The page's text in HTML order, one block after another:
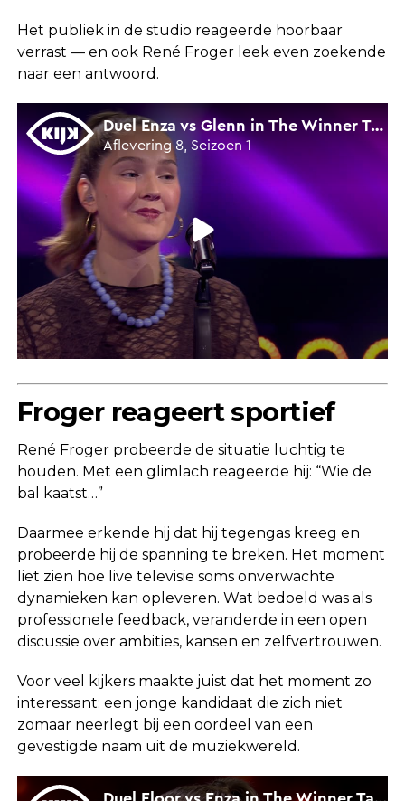
Het publiek in de studio reageerde hoorbaar
verrast — en ook René Froger leek even zoekende
naar een antwoord.
Froger reageert sportief
René Froger probeerde de situatie luchtig te
houden. Met een glimlach reageerde hij: “Wie de
bal kaatst…”
Daarmee erkende hij dat hij tegengas kreeg en
probeerde hij de spanning te breken. Het moment
liet zien hoe live televisie soms onverwachte
dynamieken kan opleveren. Wat bedoeld was als
professionele feedback, veranderde in een open
discussie over ambities, kansen en zelfvertrouwen.
Voor veel kijkers maakte juist dat het moment zo
interessant: een jonge kandidaat die zich niet
zomaar neerlegt bij een oordeel van een
gevestigde naam uit de muziekwereld.